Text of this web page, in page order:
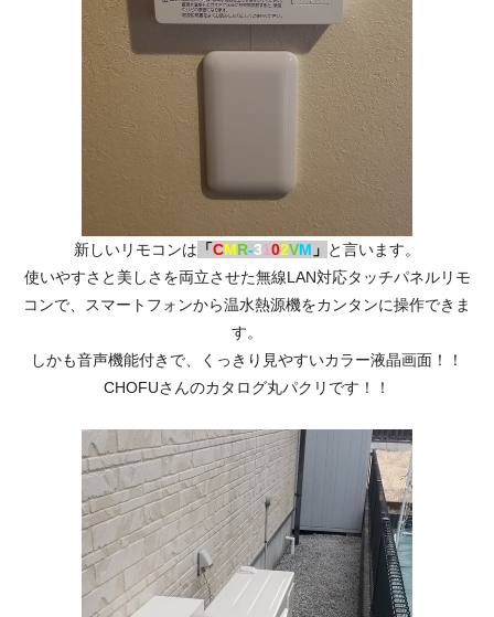
新しいリモコンは 「CMR-3102VM 」 と言います。
使いやすさと美しさを両立させた無線LAN対応タッチパネルリモ
コンで、スマートフォンから温水熱源機をカンタンに操作できま
す。
しかも音声機能付きで、くっきり見やすいカラー液晶画面！！
CHOFUさんのカタログ丸パクリです！！